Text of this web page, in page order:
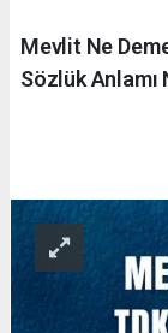
Mevlit Ne
Sözlük Anlamı